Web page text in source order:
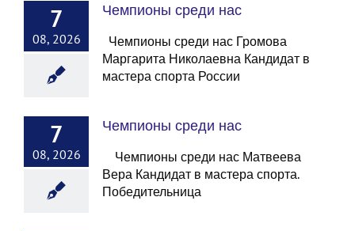
7
08, 2026
Чемпионы среди нас
Чемпионы среди нас Громова
Маргарита Николаевна Кандидат в
мастера спорта России
7
08, 2026
Чемпионы среди нас
Чемпионы среди нас Матвеева
Вера Кандидат в мастера спорта.
Победительница